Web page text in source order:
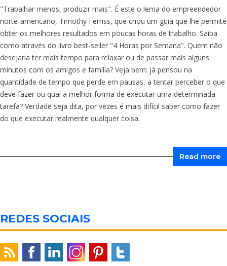
"Trabalhar menos, produzir mais". É este o lema do empreendedor
norte-americano, Timothy Ferriss, que criou um guia que lhe permite
obter os melhores resultados em poucas horas de trabalho. Saiba
como através do livro best-seller "4 Horas por Semana". Quem não
desejaria ter mais tempo para relaxar ou de passar mais alguns
minutos com os amigos e família? Veja bem: já pensou na
quantidade de tempo que perde em pausas, a tentar perceber o que
deve fazer ou qual a melhor forma de executar uma determinada
tarefa? Verdade seja dita, por vezes é mais difícil saber como fazer
do que executar realmente qualquer coisa.
Read more
REDES SOCIAIS